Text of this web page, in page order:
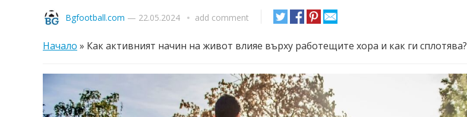
Bgfootball.com — 22.05.2024 add comment
Начало » Как активният начин на живот влияе върху работещите хора и как ги сплотява?